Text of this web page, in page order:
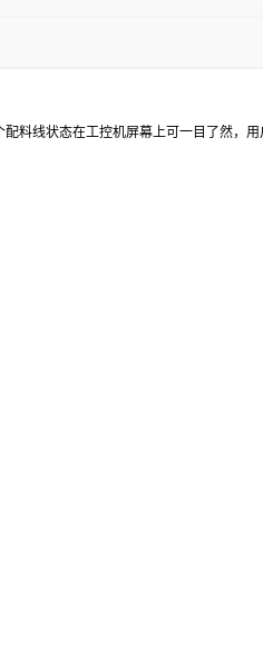
料线状态在工控机屏幕上可一目了然，